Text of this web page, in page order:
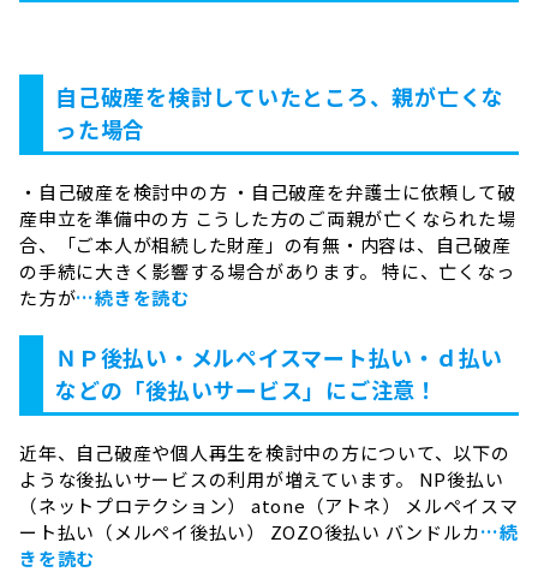
自己破産を検討していたところ、親が亡くな
った場合
・自己破産を検討中の方 ・自己破産を弁護士に依頼して破
産申立を準備中の方 こうした方のご両親が亡くなられた場
合、「ご本人が相続した財産」の有無・内容は、自己破産
の手続に大きく影響する場合があります。 特に、亡くなっ
た方が…続きを読む
ＮＰ後払い・メルペイスマート払い・ｄ払い
などの「後払いサービス」にご注意！
近年、自己破産や個人再生を検討中の方について、以下の
ような後払いサービスの利用が増えています。 NP後払い
（ネットプロテクション） atone（アトネ） メルペイスマ
ート払い（メルペイ後払い） ZOZO後払い バンドルカ…続
きを読む